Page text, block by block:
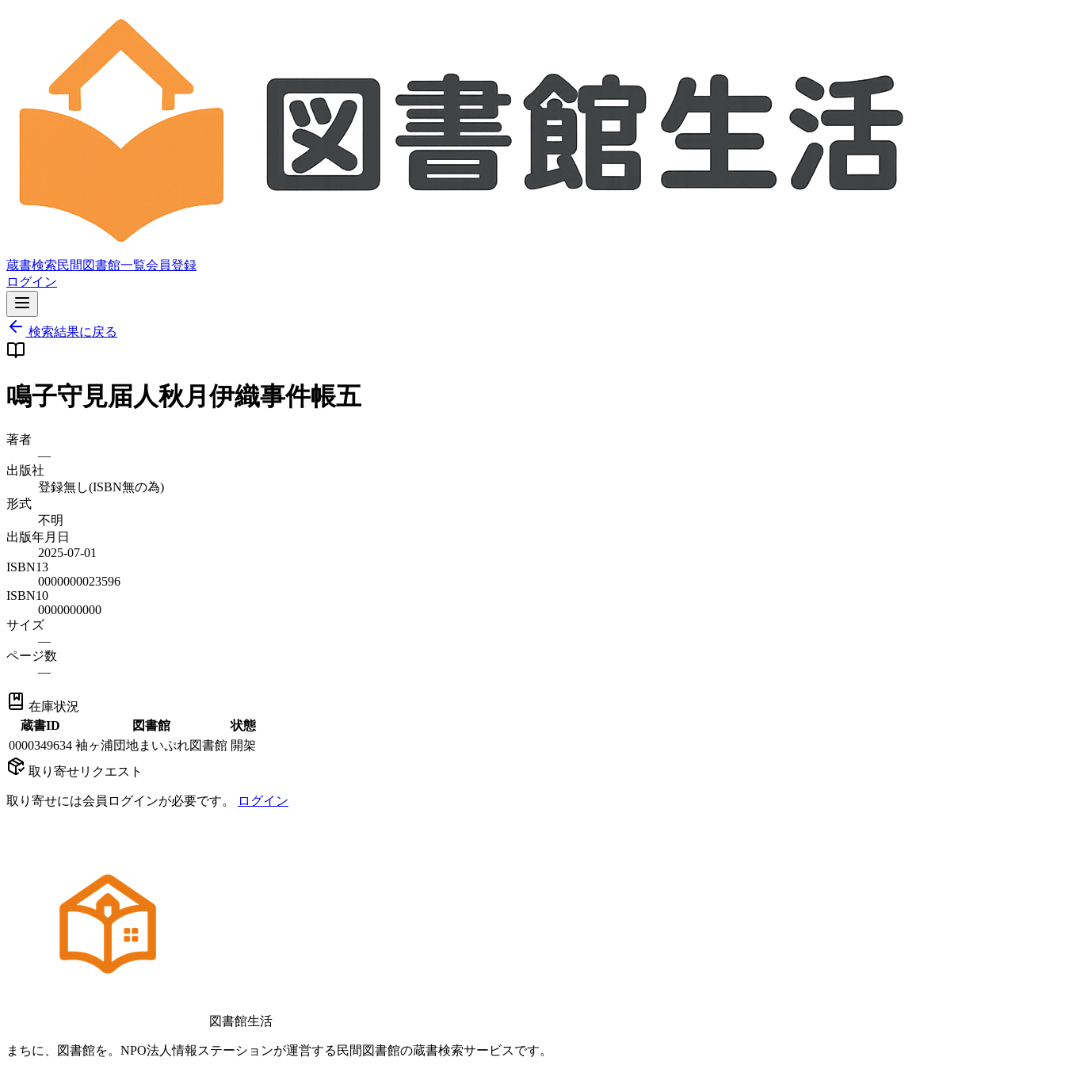
蔵書検索民間図書館一覧会員登録
ログイン
検索結果に戻る
鳴子守見届人秋月伊織事件帳五
著者
—
出版社
登録無し(ISBN無の為)
形式
不明
出版年月日
2025-07-01
ISBN13
0000000023596
ISBN10
0000000000
サイズ
—
ページ数
—
在庫状況
蔵書ID
図書館
状態
0000349634 袖ヶ浦団地まいぷれ図書館 開架
取り寄せリクエスト
取り寄せには会員ログインが必要です。 ログイン
図書館生活
まちに、図書館を。NPO法人情報ステーションが運営する民間図書館の蔵書検索サービスです。